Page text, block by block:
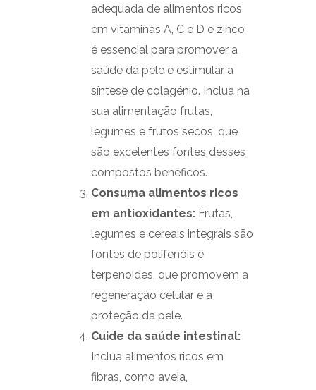
adequada de alimentos ricos
em vitaminas A, C e D e zinco
é essencial para promover a
saúde da pele e estimular a
síntese de colagénio. Inclua na
sua alimentação frutas,
legumes e frutos secos, que
são excelentes fontes desses
compostos benéficos.
Consuma alimentos ricos
em antioxidantes: Frutas,
legumes e cereais integrais são
fontes de polifenóis e
terpenoides, que promovem a
regeneração celular e a
proteção da pele.
Cuide da saúde intestinal:
Inclua alimentos ricos em
fibras, como aveia,